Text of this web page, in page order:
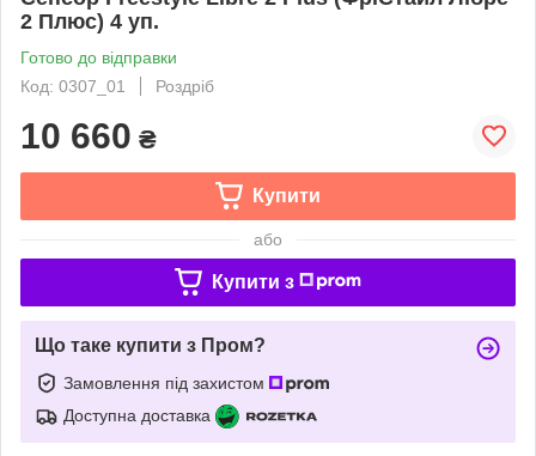
2 Плюс) 4 уп.
Готово до відправки
Код: 0307_01
Роздріб
10 660 ₴
Купити
або
Купити з
Що таке купити з Пром?
Замовлення під захистом
Доступна доставка